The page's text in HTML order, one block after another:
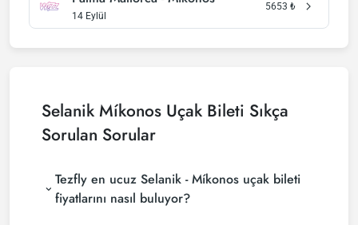
14 Eylül
5653 ₺
Selanik Míkonos Uçak Bileti Sıkça
Sorulan Sorular
Tezfly en ucuz Selanik - Míkonos uçak bileti
fiyatlarını nasıl buluyor?